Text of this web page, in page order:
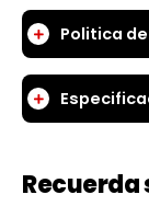
Politica
Recuerda